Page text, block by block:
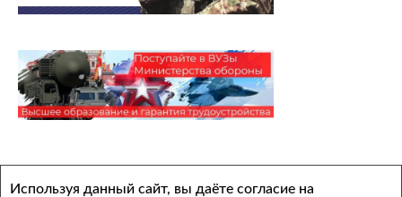
Архивы
Используя данный сайт, вы даёте согласие на